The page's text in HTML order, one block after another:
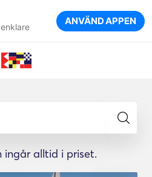
ANVÄND APPEN
ingår alltid i priset.